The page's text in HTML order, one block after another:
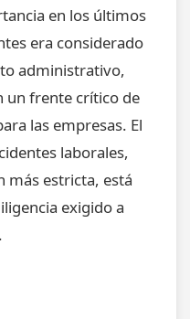
en los últimos
era considerado
administrativo,
un frente crítico de
las empresas. El
laborales,
más estricta, está
exigido a